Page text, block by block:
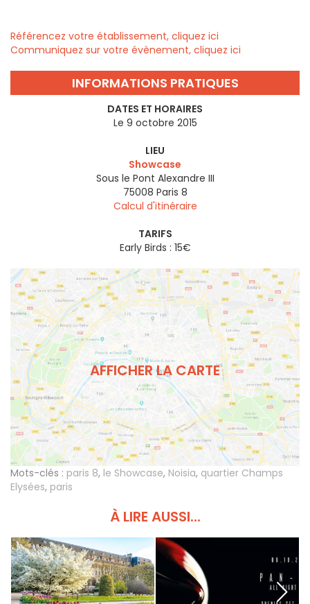
Référencez votre établissement, cliquez ici
Communiquez sur votre évènement, cliquez ici
INFORMATIONS PRATIQUES
DATES ET HORAIRES
Le 9 octobre 2015
LIEU
Showcase
Sous le Pont Alexandre III
75008 Paris 8
Calcul d'itinéraire
TARIFS
Early Birds : 15€
AFFICHER LA CARTE
Mots-clés : paris 8, le Showcase, Noisia, quartier Champs
Elysées, paris
À LIRE AUSSI...